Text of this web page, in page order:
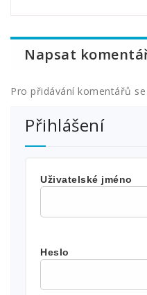
Napsat
Pro přidávání komentářů
Přihlášení
Uživatelské jméno
Heslo